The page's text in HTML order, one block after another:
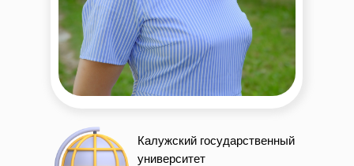
Калужский государственный
университет